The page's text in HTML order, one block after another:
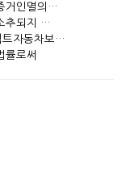
거인멸의…
추되지 …
트자동차보…
률로써